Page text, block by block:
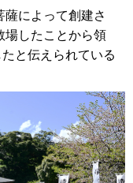
によって創建さ
場したことから領
と伝えられている